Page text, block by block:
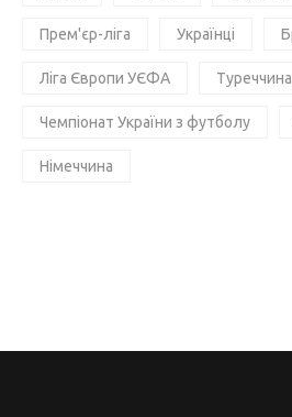
Прем'єр-ліга Українці
Ліга Європи УЄФА Туреччина
Чемпіонат України з футболу
Німеччина